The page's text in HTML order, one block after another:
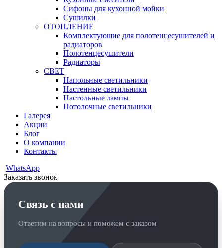
Сифоны для кухонной мойки
Сушилки
ОТОПЛЕНИЕ
Комплектующие для полотенцесушителей и
радиаторов
Полотенцесушители
Радиаторы
СВЕТ
Напольные светильники
Настенные светильники
Настольные лампы
Потолочные светильники
Галерея
Акции
Блог
О компании
Контакты
WhatsApp
Заказать звонок
Связь с нами
Ответим на вопросы и поможем с заказом